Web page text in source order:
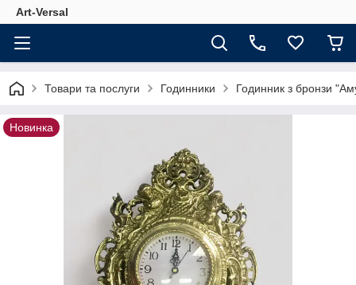
Аrt-Versal
Товари та послуги Годинники Годинник з бронзи
Новинка